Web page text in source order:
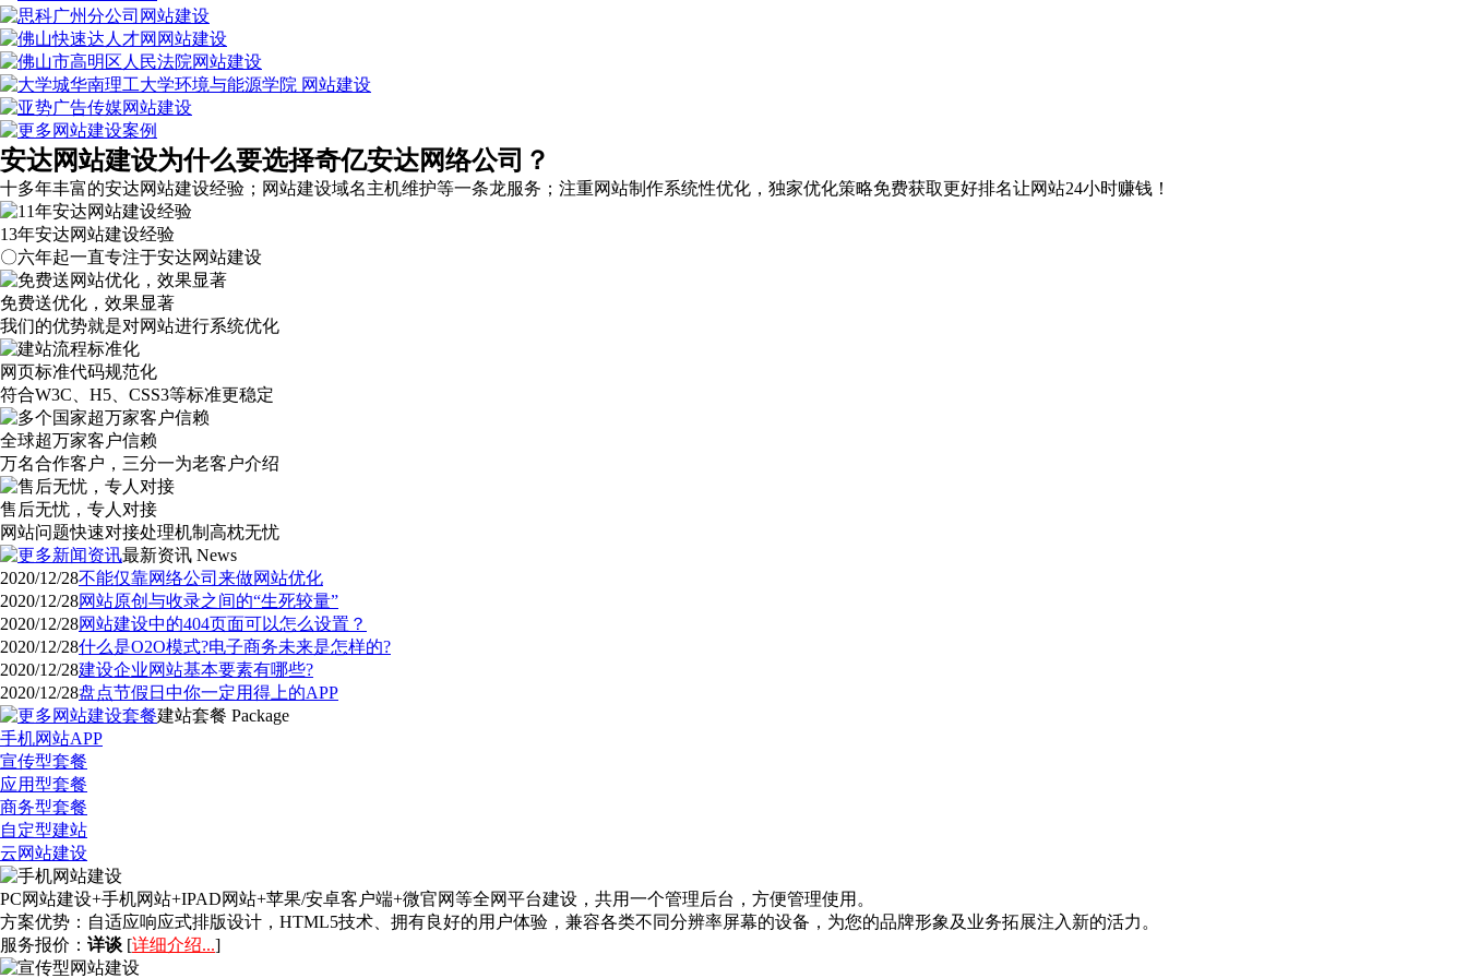
安达网站建设为什么要选择奇亿安达网络公司？
十多年丰富的安达网站建设经验；网站建设域名主机维护等一条龙服务 ；注重网站制作系统性优化， 独家优化策略免费获取更好排名让网站24小时赚钱！
13年安达网站建设经验
〇六年起一直专注于安达网站建设
免费送优化，效果显著
我们的优势就是对网站进行系统优化
网页标准代码规范化
符合W3C、H5、CSS3等标准更稳定
全球超万家客户信赖
万名合作客户，三分一为老客户介绍
售后无忧，专人对接
网站问题快速对接处理机制高枕无忧
最新资讯 News
2020/12/28不能仅靠网络公司来做网站优化
2020/12/28网站原创与收录之间的“生死较量”
2020/12/28网站建设中的404页面可以怎么设置？
2020/12/28什么是O2O模式?电子商务未来是怎样的?
2020/12/28建设企业网站基本要素有哪些?
2020/12/28盘点节假日中你一定用得上的APP
建站套餐 Package
手机网站APP
宣传型套餐
应用型套餐
商务型套餐
自定型建站
云网站建设
PC网站建设+手机网站+IPAD网站+苹果/安卓客户端+微官网等全网平台建设，共用一个管理后台，方便管理使用。
方案优势： 自适应响应式排版设计，HTML5技术、拥有良好的用户体验，兼容各类不同分辨率屏幕的设备，为您的品牌形象及业务拓展注入新的活力。
服务报价： 详谈 [详细介绍...]